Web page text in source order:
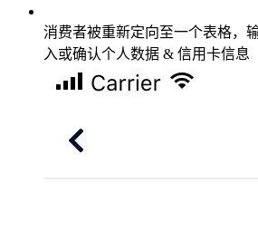
消费者被重新定向至一个表格，
入或确认个人数据 & 信用卡信息